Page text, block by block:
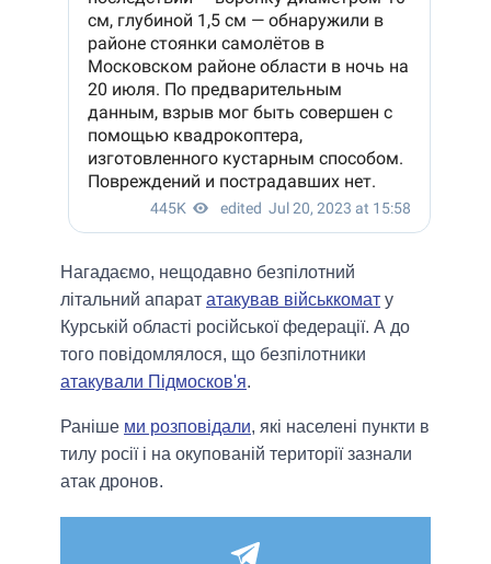
Нагадаємо, нещодавно безпілотний
літальний апарат атакував військкомат у
Курській області російської федерації. А до
того повідомлялося, що безпілотники
атакували Підмосков'я.
Раніше ми розповідали, які населені пункти в
тилу росії і на окупованій території зазнали
атак дронов.